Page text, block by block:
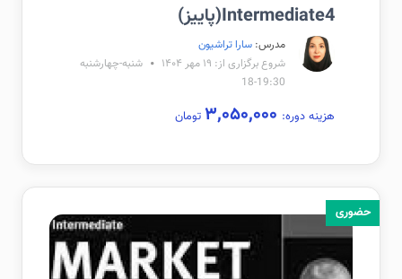
Intermediate4(پاییز)
مدرس: سارا تراشیون
شروع برگزاری از: ۱۹ مهر ۱۴۰۴
شنبه-چهارشنبه
19:30-18
هزینه دوره: تومان
حضوری